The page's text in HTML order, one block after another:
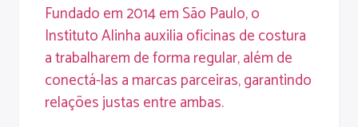
Fundado em 2014 em São Paulo, o
Instituto Alinha auxilia oficinas de costura
a trabalharem de forma regular, além de
conectá-las a marcas parceiras, garantindo
relações justas entre ambas.